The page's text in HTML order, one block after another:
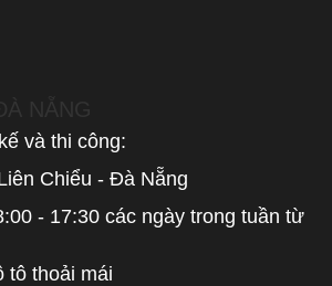
và thi công:
Chiểu - Đà Nẵng
- 17:30 các ngày trong tuần từ
tô thoải mái